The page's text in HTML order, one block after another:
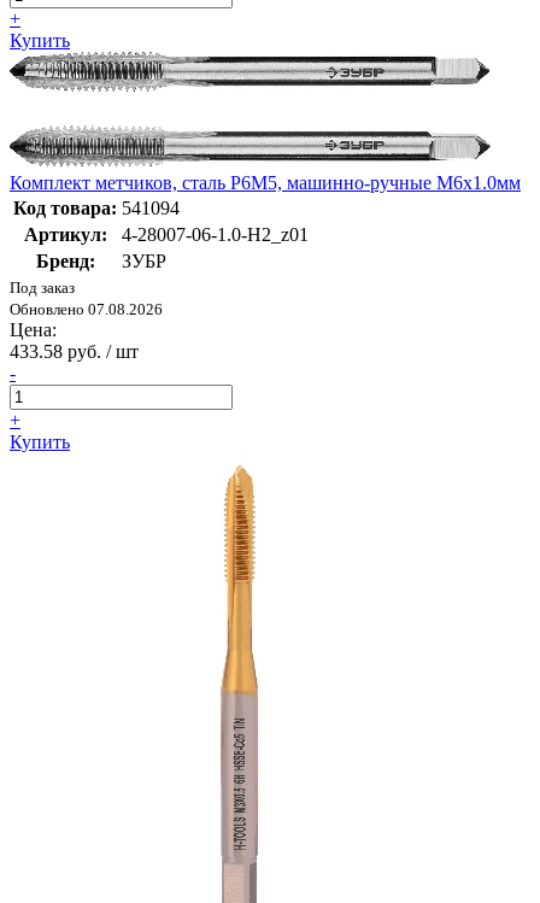
+
Купить
Комплект метчиков, сталь Р6М5, машинно-ручные М6x1.0мм
Код товара: 541094
Артикул:
4-28007-06-1.0-H2_z01
Бренд:
ЗУБР
Под заказ
Обновлено 07.08.2026
Цена:
433.58 руб. / шт
-
+
Купить